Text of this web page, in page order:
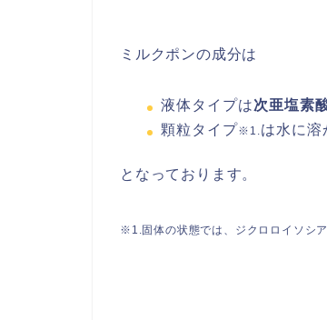
ミルクポンの成分は
液体タイプは次亜塩素
顆粒タイプ※1.は水に溶
となっております。
※1.固体の状態では、ジクロロイソシ